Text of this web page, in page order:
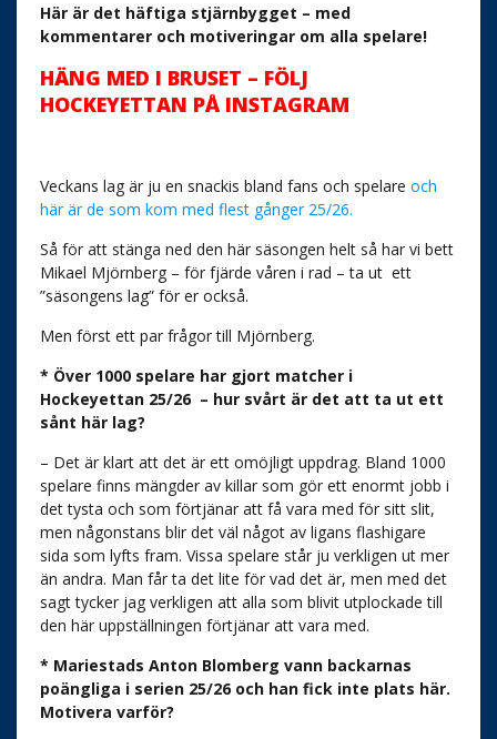
Här är det häftiga stjärnbygget – med
kommentarer och motiveringar om alla spelare!
HÄNG MED I BRUSET – FÖLJ
HOCKEYETTAN PÅ INSTAGRAM
Veckans lag är ju en snackis bland fans och spelare och
här är de som kom med flest gånger 25/26.
Så för att stänga ned den här säsongen helt så har vi bett
Mikael Mjörnberg – för fjärde våren i rad – ta ut ett
”säsongens lag” för er också.
Men först ett par frågor till Mjörnberg.
* Över 1000 spelare har gjort matcher i
Hockeyettan 25/26 – hur svårt är det att ta ut ett
sånt här lag?
– Det är klart att det är ett omöjligt uppdrag. Bland 1000
spelare finns mängder av killar som gör ett enormt jobb i
det tysta och som förtjänar att få vara med för sitt slit,
men någonstans blir det väl något av ligans flashigare
sida som lyfts fram. Vissa spelare står ju verkligen ut mer
än andra. Man får ta det lite för vad det är, men med det
sagt tycker jag verkligen att alla som blivit utplockade till
den här uppställningen förtjänar att vara med.
* Mariestads Anton Blomberg vann backarnas
poängliga i serien 25/26 och han fick inte plats här.
Motivera varför?